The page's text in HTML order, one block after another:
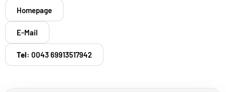
Homepage
E-Mail
Tel: 0043 69913517942